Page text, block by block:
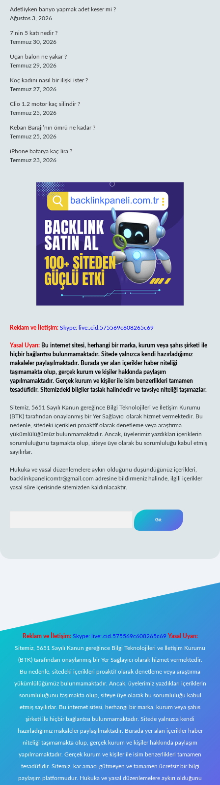
Adetliyken banyo yapmak adet keser mi ?
Ağustos 3, 2026
7’nin 5 katı nedir ?
Temmuz 30, 2026
Uçan balon ne yakar ?
Temmuz 29, 2026
Koç kadını nasıl bir ilişki ister ?
Temmuz 27, 2026
Clio 1.2 motor kaç silindir ?
Temmuz 25, 2026
Keban Barajı’nın ömrü ne kadar ?
Temmuz 25, 2026
iPhone batarya kaç lira ?
Temmuz 23, 2026
Reklam ve İletişim: Skype: live:.cid.575569c608265c69
Yasal Uyarı: Bu internet sitesi, herhangi bir marka, kurum veya şahıs şirketi ile
hiçbir bağlantısı bulunmamaktadır. Sitede yalnızca kendi hazırladığımız
makaleler paylaşılmaktadır. Burada yer alan içerikler haber niteliği
taşımamakta olup, gerçek kurum ve kişiler hakkında paylaşım
yapılmamaktadır. Gerçek kurum ve kişiler ile isim benzerlikleri tamamen
tesadüfidir. Sitemizdeki bilgiler taslak halindedir ve tavsiye niteliği taşımazlar.
Sitemiz, 5651 Sayılı Kanun gereğince Bilgi Teknolojileri ve İletişim Kurumu
(BTK) tarafından onaylanmış bir Yer Sağlayıcı olarak hizmet vermektedir. Bu
nedenle, sitedeki içerikleri proaktif olarak denetleme veya araştırma
yükümlülüğümüz bulunmamaktadır. Ancak, üyelerimiz yazdıkları içeriklerin
sorumluluğunu taşımakta olup, siteye üye olarak bu sorumluluğu kabul etmiş
sayılırlar.
Hukuka ve yasal düzenlemelere aykırı olduğunu düşündüğünüz içerikleri,
backlinkpanelicomtr@gmail.com adresine bildirmeniz halinde, ilgili içerikler
yasal süre içerisinde sitemizden kaldırılacaktır.
Reklam ve İletişim: Skype: live:.cid.575569c608265c69 Yasal Uyarı:
Sitemiz, 5651 Sayılı Kanun gereğince Bilgi Teknolojileri ve İletişim Kurumu
(BTK) tarafından onaylanmış bir Yer Sağlayıcı olarak hizmet vermektedir.
Bu nedenle, sitedeki içerikleri proaktif olarak denetleme veya araştırma
yükümlülüğümüz bulunmamaktadır. Ancak, üyelerimiz yazdıkları içeriklerin
sorumluluğunu taşımakta olup, siteye üye olarak bu sorumluluğu kabul
etmiş sayılırlar. Bu internet sitesi, herhangi bir marka, kurum veya şahıs
şirketi ile hiçbir bağlantısı bulunmamaktadır. Sitede yalnızca kendi
hazırladığımız makaleler paylaşılmaktadır. Burada yer alan içerikler haber
niteliği taşımamakta olup, gerçek kurum ve kişiler hakkında paylaşım
yapılmamaktadır. Gerçek kurum ve kişiler ile isim benzerlikleri tamamen
tesadüfidir. Sitemiz, kar amacı gütmeyen ve tamamen ücretsiz bir bilgi
paylaşım platformudur. Hukuka ve yasal düzenlemelere aykırı olduğunu